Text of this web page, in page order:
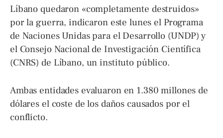
Líbano quedaron «completamente destruidos»
por la guerra, indicaron este lunes el Programa
de Naciones Unidas para el Desarrollo (UNDP) y
el Consejo Nacional de Investigación Científica
(CNRS) de Líbano, un instituto público.
Ambas entidades evaluaron en 1.380 millones de
dólares el coste de los daños causados por el
conflicto.